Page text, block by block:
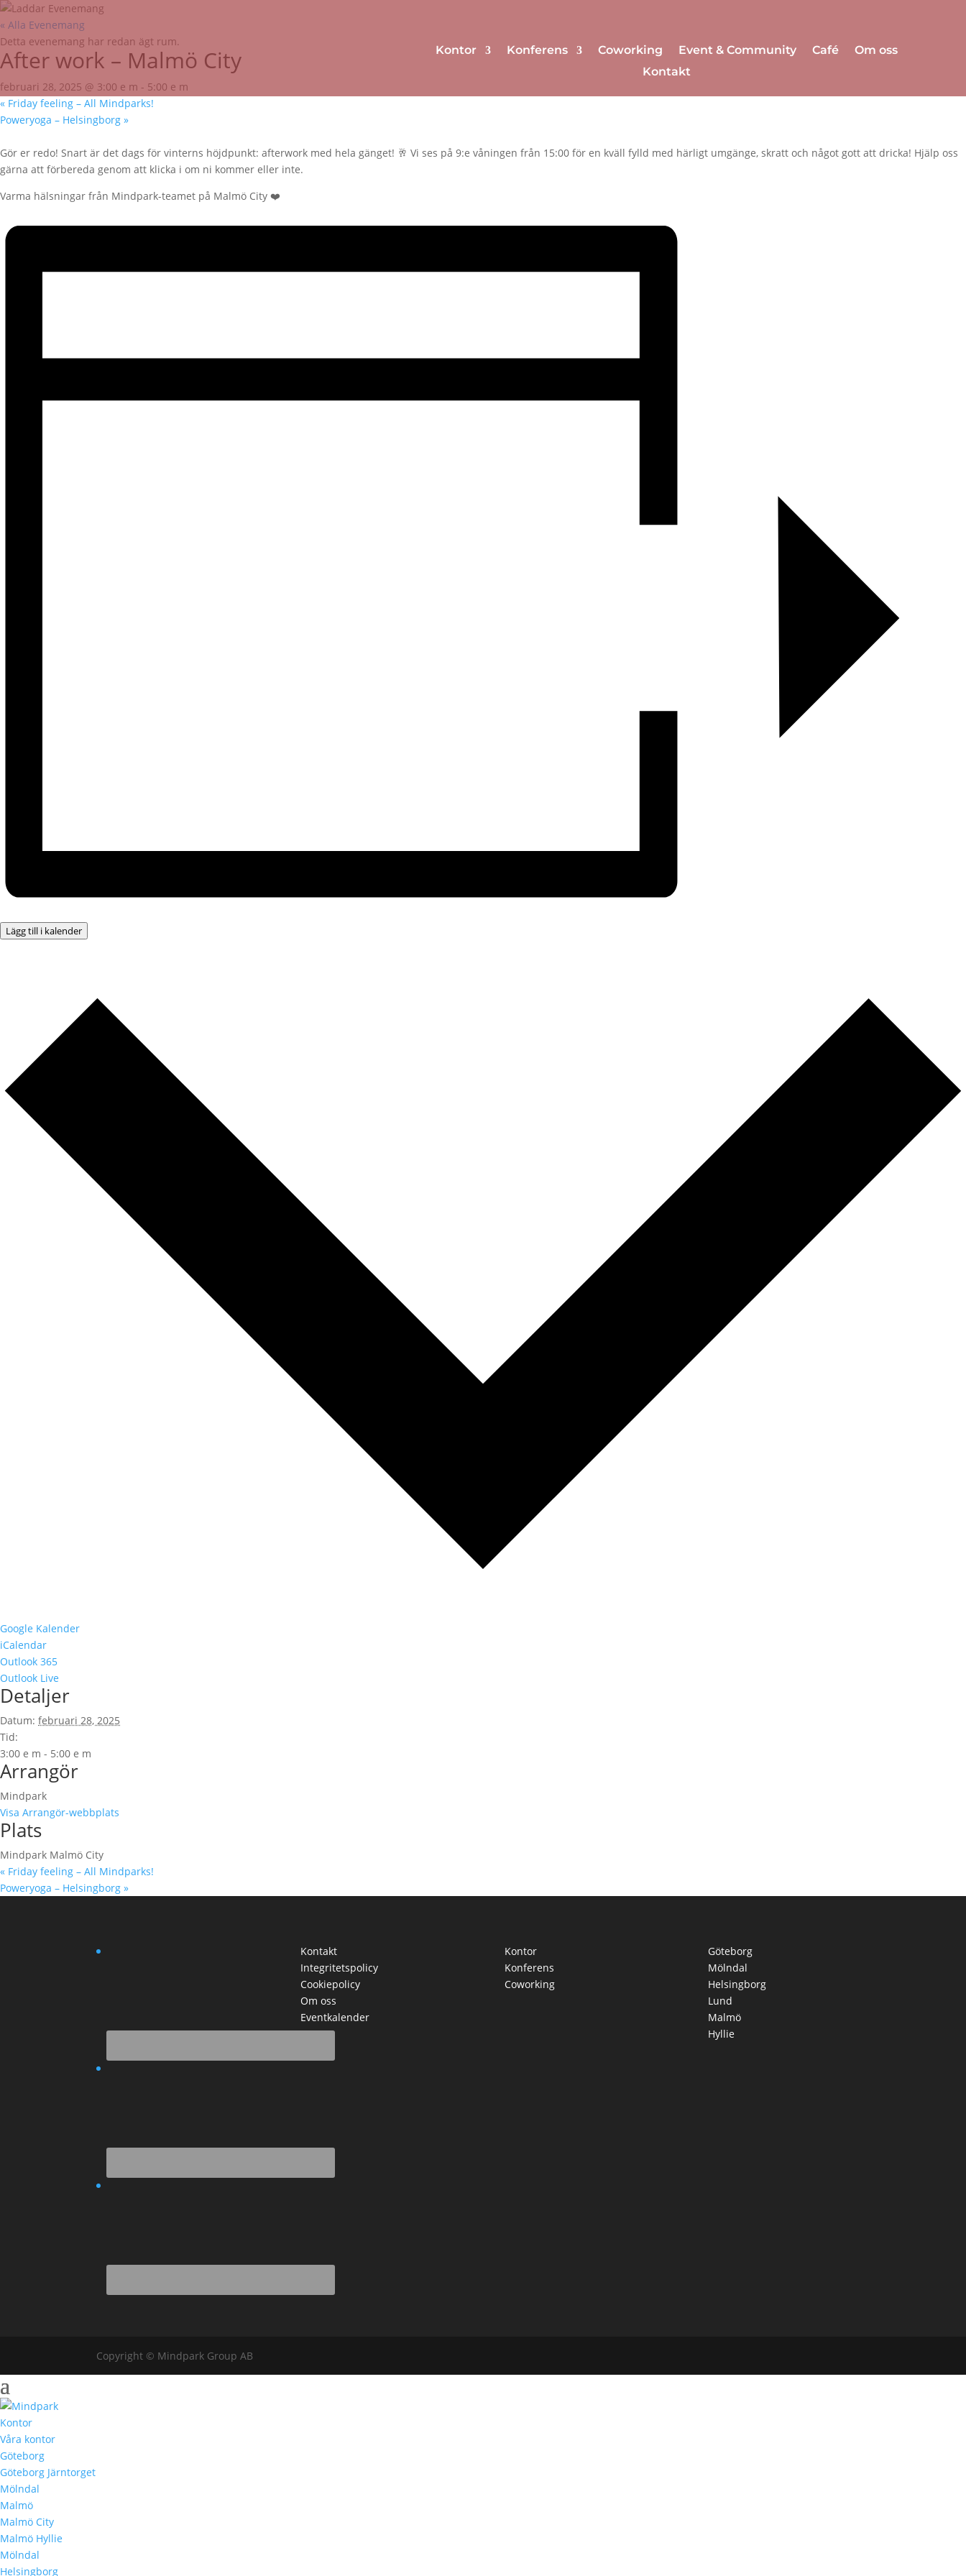
Kontor Konferens Coworking Event & Community Café
Om oss
Kontakt
« Alla Evenemang
Detta evenemang har redan ägt rum.
After work – Malmö City
februari 28, 2025 @ 3:00 e m - 5:00 e m
« Friday feeling – All Mindparks!
Poweryoga – Helsingborg »
Gör er redo! Snart är det dags för vinterns höjdpunkt: afterwork med hela gänget! 🥂 Vi ses på 9:e våningen från 15:00 för en kväll fylld med härligt umgänge, skratt och något gott att dricka! Hjälp oss
gärna att förbereda genom att klicka i om ni kommer eller inte.
Varma hälsningar från Mindpark-teamet på Malmö City ❤️
Lägg till i kalender
Google Kalender
iCalendar
Outlook 365
Outlook Live
Detaljer
Datum: februari 28, 2025
Tid:
3:00 e m - 5:00 e m
Arrangör
Mindpark
Visa Arrangör-webbplats
Plats
Mindpark Malmö City
« Friday feeling – All Mindparks!
Poweryoga – Helsingborg »
Kontakt
Integritetspolicy
Cookiepolicy
Om oss
Eventkalender
Kontor
Konferens
Coworking
Göteborg
Mölndal
Helsingborg
Lund
Malmö
Hyllie
Copyright © Mindpark Group AB
Kontor
Våra kontor
Göteborg
Göteborg Järntorget
Mölndal
Malmö
Malmö City
Malmö Hyllie
Mölndal
Helsingborg